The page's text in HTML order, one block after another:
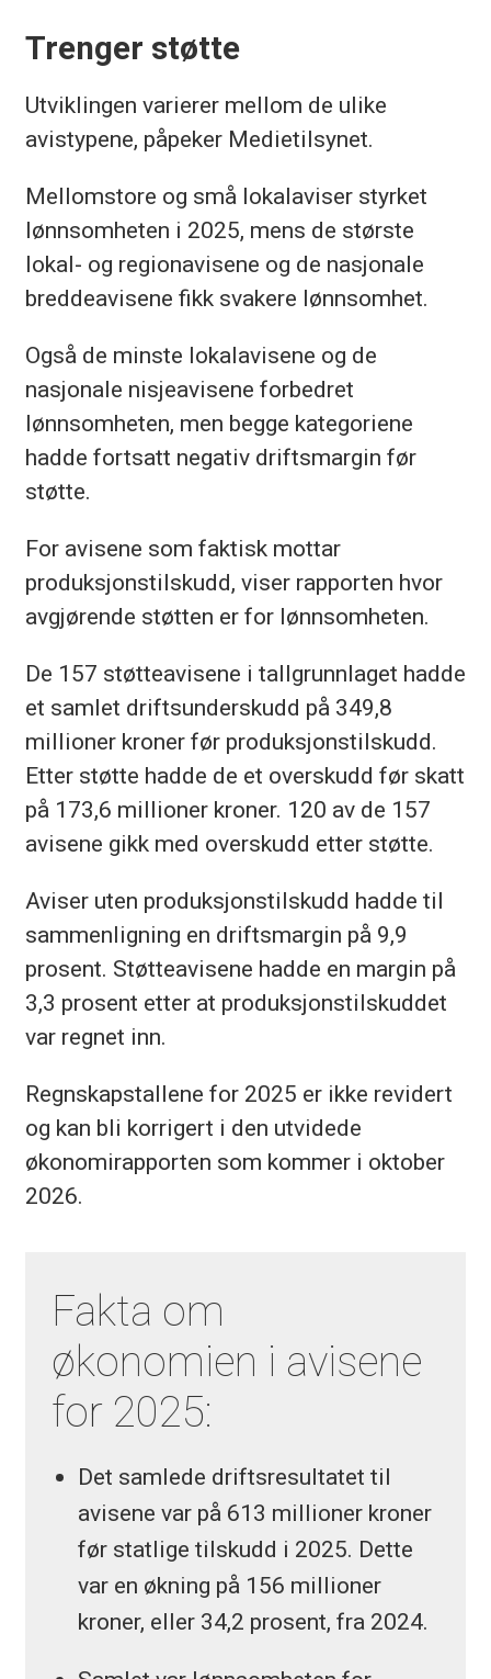
Trenger støtte
Utviklingen varierer mellom de ulike
avistypene, påpeker Medietilsynet.
Mellomstore og små lokalaviser styrket
lønnsomheten i 2025, mens de største
lokal- og regionavisene og de nasjonale
breddeavisene fikk svakere lønnsomhet.
Også de minste lokalavisene og de
nasjonale nisjeavisene forbedret
lønnsomheten, men begge kategoriene
hadde fortsatt negativ driftsmargin før
støtte.
For avisene som faktisk mottar
produksjonstilskudd, viser rapporten hvor
avgjørende støtten er for lønnsomheten.
De 157 støtteavisene i tallgrunnlaget hadde
et samlet driftsunderskudd på 349,8
millioner kroner før produksjonstilskudd.
Etter støtte hadde de et overskudd før skatt
på 173,6 millioner kroner. 120 av de 157
avisene gikk med overskudd etter støtte.
Aviser uten produksjonstilskudd hadde til
sammenligning en driftsmargin på 9,9
prosent. Støtteavisene hadde en margin på
3,3 prosent etter at produksjonstilskuddet
var regnet inn.
Regnskapstallene for 2025 er ikke revidert
og kan bli korrigert i den utvidede
økonomirapporten som kommer i oktober
2026.
Fakta om
økonomien i avisene
for 2025:
Det samlede driftsresultatet til
avisene var på 613 millioner kroner
før statlige tilskudd i 2025. Dette
var en økning på 156 millioner
kroner, eller 34,2 prosent, fra 2024.